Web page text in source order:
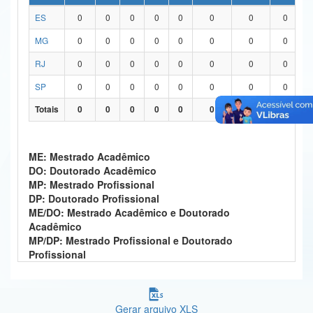
Ministério da Ciência, Tecnologia, Inovações e Comunicações
Ministério do Meio Ambiente
Ministério do Turismo
Ministério do Desenvolvimento Regional
Ministério da Mulher, da Família e dos Direitos Humanos
Secretaria-Geral
Secretaria de Governo
Gabinete de Segurança Institucional
ES
0 0 0 0 0 0 0 0
MG
0 0 0 0 0 0 0 0
RJ
0 0 0 0 0 0 0 0
SP
0 0 0 0 0 0 0 0
Totais
0 0 0 0 0 0 0 0
ME: Mestrado Acadêmico
DO: Doutorado Acadêmico
MP: Mestrado Profissional
DP: Doutorado Profissional
ME/DO: Mestrado Acadêmico e Doutorado
Acadêmico
MP/DP: Mestrado Profissional e Doutorado
Profissional
Gerar arquivo XLS